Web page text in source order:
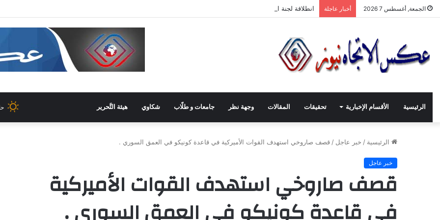
الجمعة, أغسطس 7 2026 أخبار عاجلة انطلاقة لجنة الصّناعيّين الشّباب في غرفة صناعة دمشق وريفها لدعم المشاركة الشّبابيّة في الصّناعة
الرئيسية الأقسام الإخبارية تحقيقات المقالات وجهة نظر جامعات و طلّاب شكاوي هيئة التَّحرير
الرئيسية / خبر عاجل / قصف صاروخي استهدف القوات الأميركية في قاعدة كونيكو في العمق السوري .
خبر عاجل
قصف صاروخي استهدف القوات الأميركية